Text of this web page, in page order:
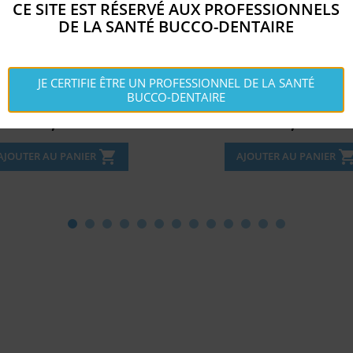
VIRACTIS INSTRUGERM...
Prix
51,
AU PANIER shopping_cart
DENTO-VIRACTIS 77
Prix
87,
AJOUTER AU PANIER
CE SITE EST RÉSERVÉ AUX PROFESSIONNELS
DE LA SANTÉ BUCCO-DENTAIRE
JE CERTIFIE ÊTRE UN PROFESSIONNEL DE LA SANTÉ
BUCCO-DENTAIRE